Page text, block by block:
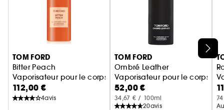
TOM FORD
Bitter Peach
Vaporisateur pour le corps
112,00 €
4avis
TOM FORD
Ombré Leather
Vaporisateur pour le corps
52,00 €
34,67 € / 100ml
20avis